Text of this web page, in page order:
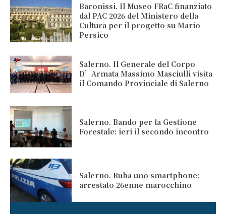
Baronissi. Il Museo FRaC finanziato
dal PAC 2026 del Ministero della
Cultura per il progetto su Mario
Persico
Salerno. Il Generale del Corpo
D’Armata Massimo Masciulli visita
il Comando Provinciale di Salerno
Salerno. Bando per la Gestione
Forestale: ieri il secondo incontro
Salerno. Ruba uno smartphone:
arrestato 26enne marocchino